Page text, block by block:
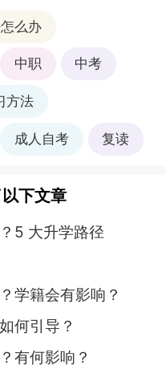
么办
中职 中考
方法
成人自考 复读
下文章
5 大升学路径
学籍会有影响？
何引导？
有何影响？